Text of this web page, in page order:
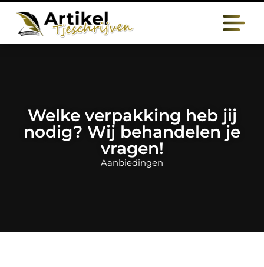
Welke verpakking heb jij
nodig? Wij behandelen je
vragen!
Aanbiedingen